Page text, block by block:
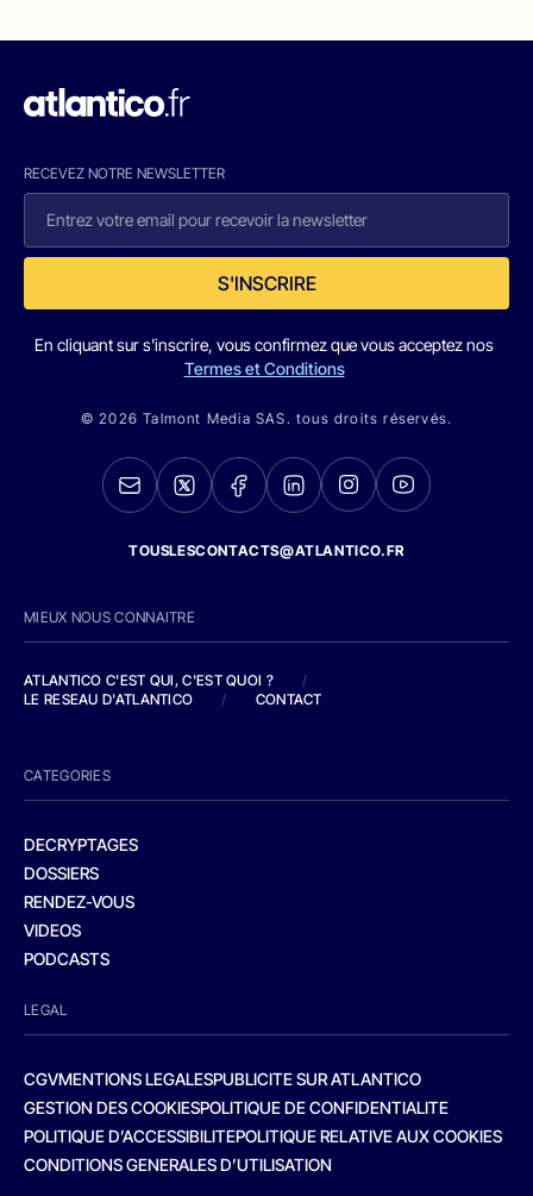
RECEVEZ NOTRE NEWSLETTER
S'INSCRIRE
En cliquant sur s'inscrire, vous confirmez que vous acceptez nos
Termes et Conditions
© 2026 Talmont Media SAS. tous droits réservés.
TOUSLESCONTACTS@ATLANTICO.FR
MIEUX NOUS CONNAITRE
ATLANTICO C'EST QUI, C'EST QUOI ?
/
LE RESEAU D'ATLANTICO
/ CONTACT
CATEGORIES
DECRYPTAGES
DOSSIERS
RENDEZ-VOUS
VIDEOS
PODCASTS
LEGAL
CGVMENTIONS LEGALESPUBLICITE SUR ATLANTICO
GESTION DES COOKIESPOLITIQUE DE CONFIDENTIALITE
POLITIQUE D’ACCESSIBILITEPOLITIQUE RELATIVE AUX COOKIES
CONDITIONS GENERALES D’UTILISATION